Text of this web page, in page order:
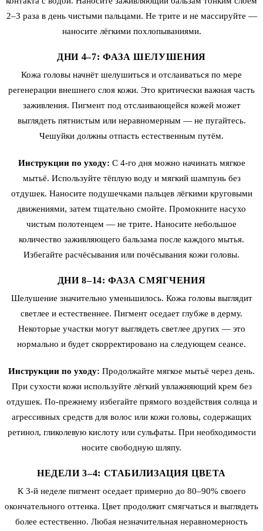
2–3 раза в день чистыми пальцами. Не трите и не массируйте —
наносите лёгкими похлопываниями.
ДНИ 4–7: ФАЗА ШЕЛУШЕНИЯ
Кожа головы начнёт шелушиться и отслаиваться по мере
регенерации внешнего слоя кожи. Это критически важная часть
заживления. Пигмент под отслаивающейся кожей может
выглядеть пятнистым или неравномерным — не пугайтесь.
Чешуйки должны отпасть естественным путём.
Инструкции по уходу: С 4-го дня можно начинать мягкое
мытьё. Используйте тёплую воду и мягкий шампунь без
отдушек. Наносите подушечками пальцев лёгкими круговыми
движениями, затем тщательно смойте. Промокните насухо
чистым полотенцем — не трите. Наносите небольшое
количество заживляющего бальзама после каждого мытья.
Избегайте расчёсывания или почёсывания кожи головы.
ДНИ 8–14: ФАЗА СМЯГЧЕНИЯ
Шелушение значительно уменьшилось. Кожа головы выглядит
светлее и естественнее. Пигмент оседает глубже в дерму.
Некоторые участки могут выглядеть светлее других — это
нормально и будет скорректировано на следующем сеансе.
Инструкции по уходу: Продолжайте мягкое мытьё через день.
При сухости кожи используйте лёгкий увлажняющий крем без
отдушек. По-прежнему избегайте прямого воздействия солнца и
агрессивных средств для волос или кожи головы, содержащих
ретинол, гликолевую кислоту или сульфаты. При необходимости
носите свободную шляпу.
НЕДЕЛИ 3–4: СТАБИЛИЗАЦИЯ ЦВЕТА
К 3-й неделе пигмент оседает примерно до 80–90% своего
окончательного оттенка. Цвет продолжит смягчаться и выглядеть
более естественно. Любая незначительная неравномерность